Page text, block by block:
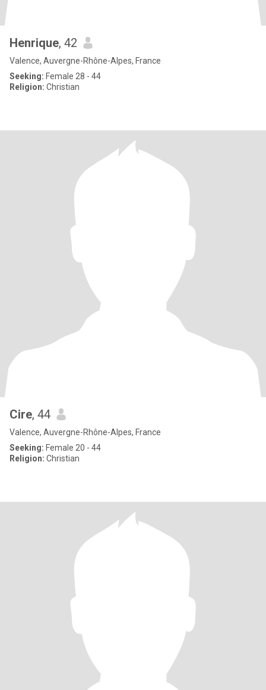
Henrique, 42
Valence, Auvergne-Rhône-Alpes, France
Seeking: Female 28 - 44
Religion: Christian
Cire, 44
Valence, Auvergne-Rhône-Alpes, France
Seeking: Female 20 - 44
Religion: Christian